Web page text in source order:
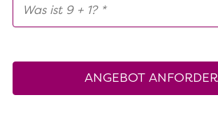
ANGEBOT